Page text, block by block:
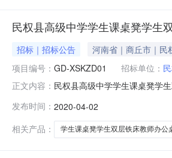
民权县高级中学学生课桌凳学生
招标｜招标公告
河南省｜商丘市｜民
项目编号： GD-XSKZD01 招标单位：
正文内容： 民权县高级中学学生课桌凳学
办公桌办公椅一批的供货安装
标包；四、评标日期：20
发布时间： 2020-04-02
相关产品：
学生课桌凳学生双层铁床教师办公